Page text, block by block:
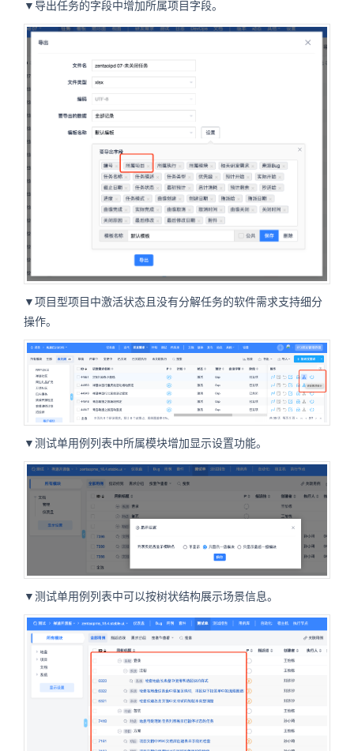
▼导出任务的字段中增加所属项目字段。
▼项目型项目中激活状态且没有分解任务的软件需求支持细分
操作。
▼测试单用例列表中所属模块增加显示设置功能。
▼测试单用例列表中可以按树状结构展示场景信息。